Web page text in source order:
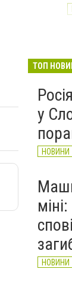
ТОП
у
НОВИНИ
НОВИНИ